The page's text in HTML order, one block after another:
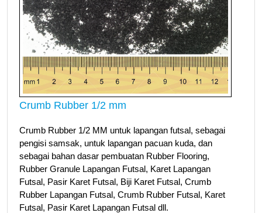
Crumb Rubber 1/2 mm
Crumb Rubber 1/2 MM untuk lapangan futsal, sebagai
pengisi samsak, untuk lapangan pacuan kuda, dan
sebagai bahan dasar pembuatan Rubber Flooring,
Rubber Granule Lapangan Futsal, Karet Lapangan
Futsal, Pasir Karet Futsal, Biji Karet Futsal, Crumb
Rubber Lapangan Futsal, Crumb Rubber Futsal, Karet
Futsal, Pasir Karet Lapangan Futsal dll.